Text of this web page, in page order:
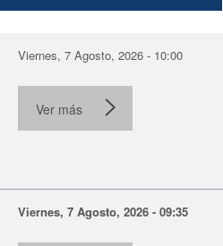
Viernes, 7 Agosto, 2026 - 10:00
Ver más
Viernes, 7 Agosto, 2026 - 09:35